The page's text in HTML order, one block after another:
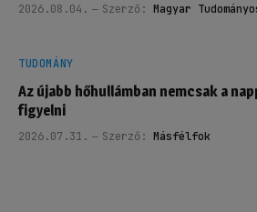
2026.08.04. Szerző: Magyar
TUDOMÁNY
Az újabb hőhullámban nemcsak a
figyelni
2026.07.31. Szerző: Másfélfok